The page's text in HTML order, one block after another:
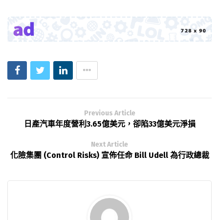
Previous Article
日產汽車年度營利3.65億美元，卻陷33億美元淨損
Next Article
化險集團 (Control Risks) 宣佈任命 Bill Udell 為行政總裁